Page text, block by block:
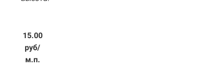
15.00
руб/
м.п.